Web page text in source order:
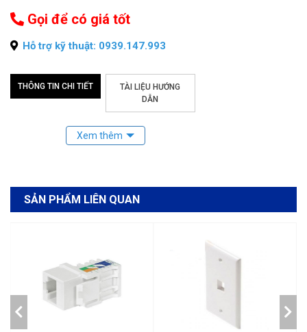
Gọi để có giá tốt
Hỗ trợ kỹ thuật: 0939.147.993
THÔNG TIN CHI TIẾT
TÀI LIỆU HƯỚNG
DẪN
SẢN PHẨM LIÊN QUAN